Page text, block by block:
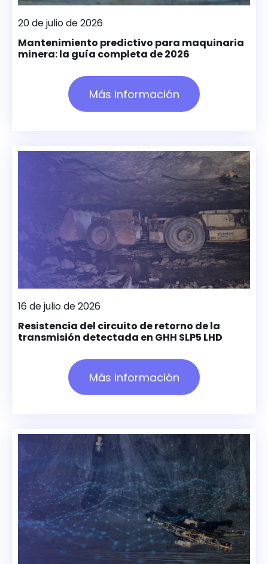
Mantenimiento predictivo para maquinaria
minera: la guía completa de 2026
20 de julio de 2026
Más información
Resistencia del circuito de retorno de la
transmisión detectada en GHH SLP5 LHD
16 de julio de 2026
Más información